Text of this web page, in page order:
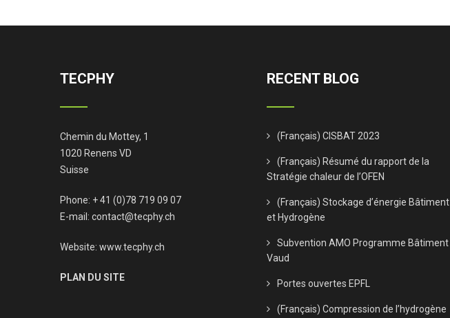
TECPHY
Chemin du Mottey, 1
1020 Renens VD
Suisse
Phone: + 41 (0)78 719 09 07
E-mail: contact@tecphy.ch
Website: www.tecphy.ch
PLAN DU SITE
RECENT BLOG
(Français) CISBAT 2023
(Français) Résumé du rapport de la
Stratégie chaleur de l’OFEN
(Français) Stockage d’énergie Bâtiment
et Hydrogène
Subvention AMO Programme Bâtiment
Vaud
Portes ouvertes EPFL
(Français) Compression de l’hydrogène